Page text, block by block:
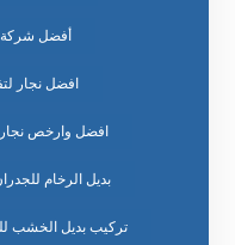
أفضل
افضل نجار
افضل وارخص
بديل الرخام
تركيب بديل الخشب